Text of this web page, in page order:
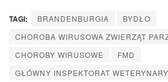
TAGI: BRANDENBURGIA
BYDŁO
CHOROBA WIRUSOWA ZWIERZĄT
CHOROBY WIRUSOWE
FMD
GŁÓWNY INSPEKTORAT